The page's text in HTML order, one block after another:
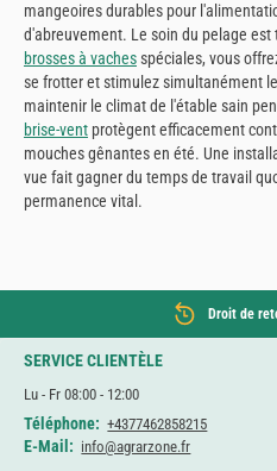
mangeoires durables pour
d'abreuvement. Le soin du pelage
brosses à vachesspéciales, vous
se frotter et stimulez simultanément
maintenir le climat de l'étable sain
brise-vent protègent efficacement
mouches gênantes en été. Une
vue fait gagner du temps de travail
permanence vital.
Droit de
SERVICE CLIENTÈLE
Lu - Fr 08:00 - 12:00
Téléphone: +4377462858215
E-Mail: info@agrarzone.fr